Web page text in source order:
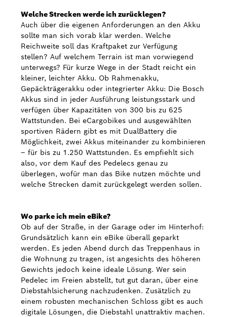
Welche Strecken werde ich zurücklegen?
Auch über die eigenen Anforderungen an den Akku
sollte man sich vorab klar werden. Welche
Reichweite soll das Kraftpaket zur Verfügung
stellen? Auf welchem Terrain ist man vorwiegend
unterwegs? Für kurze Wege in der Stadt reicht ein
kleiner, leichter Akku. Ob Rahmenakku,
Gepäckträgerakku oder integrierter Akku: Die Bosch
Akkus sind in jeder Ausführung leistungsstark und
verfügen über Kapazitäten von 300 bis zu 625
Wattstunden. Bei eCargobikes und ausgewählten
sportiven Rädern gibt es mit DualBattery die
Möglichkeit, zwei Akkus miteinander zu kombinieren
– für bis zu 1.250 Wattstunden. Es empfiehlt sich
also, vor dem Kauf des Pedelecs genau zu
überlegen, wofür man das Bike nutzen möchte und
welche Strecken damit zurückgelegt werden sollen.
Wo parke ich mein eBike?
Ob auf der Straße, in der Garage oder im Hinterhof:
Grundsätzlich kann ein eBike überall geparkt
werden. Es jeden Abend durch das Treppenhaus in
die Wohnung zu tragen, ist angesichts des höheren
Gewichts jedoch keine ideale Lösung. Wer sein
Pedelec im Freien abstellt, tut gut daran, über eine
Diebstahlsicherung nachzudenken. Zusätzlich zu
einem robusten mechanischen Schloss gibt es auch
digitale Lösungen, die Diebstahl unattraktiv machen.